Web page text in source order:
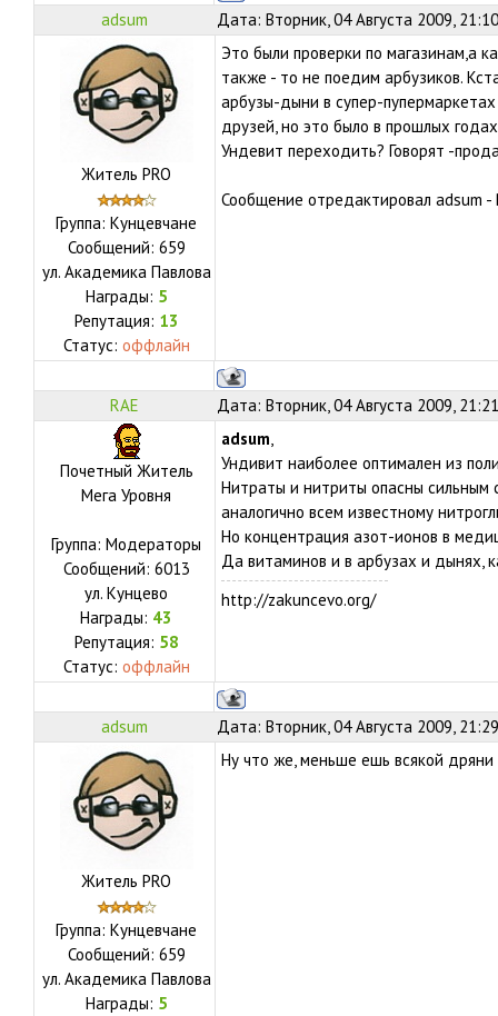
adsum Дата: Вторник, 04 Августа 2009,
Житель PRO
Группа: Кунцевчане
Сообщений: 659
ул. Академика Павлова
Награды: 5
Репутация: 13
Статус: оффлайн
Это были проверки по магазинам,а
также - то не поедим арбузиков.
арбузы-дыни в супер-
друзей, но это было в прошлых
Ундевит переходить? Говорят -
Сообщение отредактировал adsum -
RAE Дата: Вторник, 04 Августа 2009,
Почетный Житель
Мега Уровня
Группа: Модераторы
Сообщений: 6013
ул. Кунцево
Награды: 43
Репутация: 58
Статус: оффлайн
adsum,
Ундивит наиболее оптимален из
Нитраты и нитриты опасны
аналогично всем известному
Но концентрация азот-ионов в
Да витаминов и в арбузах и дынях,
http://zakuncevo.org/
adsum Дата: Вторник, 04 Августа 2009,
Житель PRO
Группа: Кунцевчане
Сообщений: 659
ул. Академика Павлова
Награды: 5
Ну что же, меньше ешь всякой